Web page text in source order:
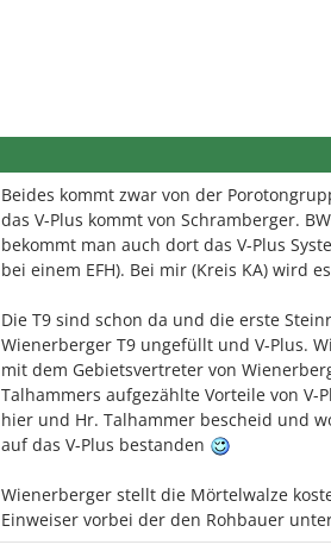
Beides kommt zwar von der
das V-Plus kommt von Schramberger.
bekommt man auch dort das V-Plus
bei einem EFH). Bei mir (Kreis KA) wird
Die T9 sind schon da und die erste
Wienerberger T9 ungefüllt und V-Plus.
mit dem Gebietsvertreter von
Talhammers aufgezählte Vorteile von
hier und Hr. Talhammer bescheid und
auf das V-Plus bestanden
Wienerberger stellt die Mörtelwalze
Einweiser vorbei der den Rohbauer